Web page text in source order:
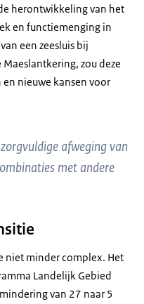
herontwikkeling van het
en functiemenging in
een zeesluis bij
zou deze
nieuwe kansen voor
afweging van
met andere
niet minder complex. Het
Landelijk Gebied
van 27 naar 5